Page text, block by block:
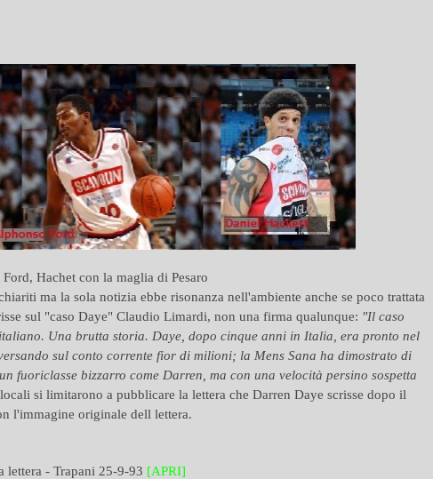
Ford, Hachet con la maglia di Pesaro
ma la sola notizia ebbe risonanza nell'ambiente anche se poco trattata
sul "caso Daye" Claudio Limardi, non una firma qualunque: "Il caso
Una brutta storia. Daye, dopo cinque anni in Italia, era pronto nel
sul conto corrente fior di milioni; la Mens Sana ha dimostrato di
fuoriclasse bizzarro come Darren, ma con una velocità persino sospetta
si limitarono a pubblicare la lettera che Darren Daye scrisse dopo il
l'immagine originale dell lettera.
lettera - Trapani 25-9-93 [APRI]